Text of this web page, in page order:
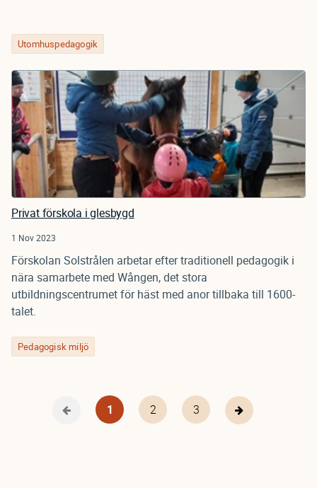
Utomhuspedagogik
Privat förskola i glesbygd
1 Nov 2023
Förskolan Solstrålen arbetar efter traditionell pedagogik i
nära samarbete med Wången, det stora
utbildningscentrumet för häst med anor tillbaka till 1600-
talet.
Pedagogisk miljö
PaginationFöregåendeNuvarande
sida
1 Page
2 Page
3
Nästa
sida